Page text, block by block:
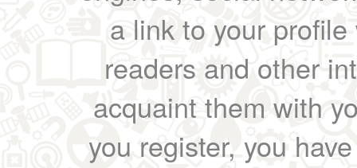
a link to your
readers and other
acquaint them with
you register, you